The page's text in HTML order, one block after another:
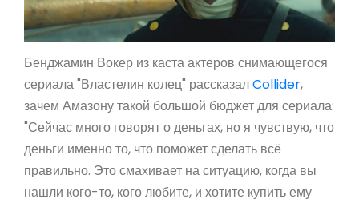
Бенджамин Вокер из каста актеров снимающегося
сериала "Властелин колец" рассказалCollider,
зачем Амазону такой большой бюджет для сериала:
"Сейчас много говорят о деньгах, но я чувствую, что
деньги именно то, что поможет сделать всё
правильно. Это смахивает на ситуацию, когда вы
нашли кого-то, кого любите, и хотите купить ему